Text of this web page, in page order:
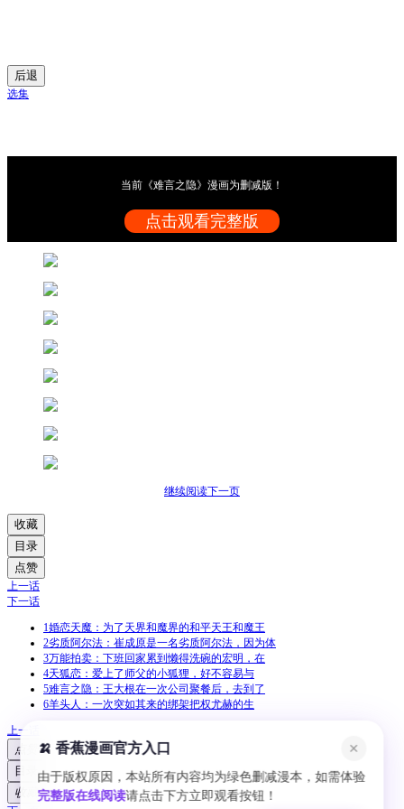
后退
选集
当前《难言之隐》漫画为删减版！
点击观看完整版
继续阅读下一页
收藏
目录
点赞
上一话
下一话
1婚恋天魔：为了天界和魔界的和平天王和魔王
2劣质阿尔法：崔成原是一名劣质阿尔法，因为体
3万能拍卖：下班回家累到懒得洗碗的宏明，在
4天狐恋：爱上了师父的小狐狸，好不容易与
5难言之隐：王大根在一次公司聚餐后，去到了
6羊头人：一次突如其来的绑架把权尤赫的生
上一话
点赞
目录
收藏
🍌 香蕉漫画官方入口 ✕
由于版权原因，本站所有内容均为绿色删减漫本，如需体验
完整版在线阅读请点击下方立即观看按钮！